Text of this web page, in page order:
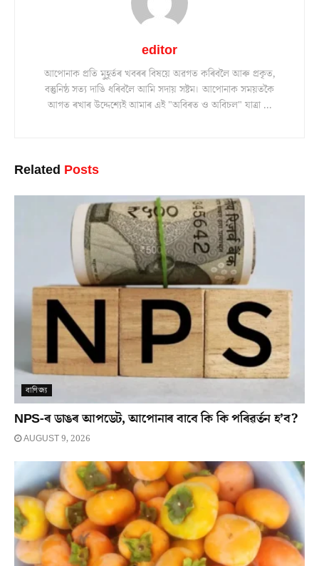
editor
আপোনাক প্ৰতি মুহূৰ্তৰ খবৰৰ বিষয়ে অৱগত কৰিবলৈ আৰু প্ৰকৃত,
বস্তুনিষ্ঠ সত্য দাঙি ধৰিবলৈ আমি সদায় সষ্টম। আপোনাক সময়তকৈ
আগত ৰখাৰ উদ্দেশ্যেই আমাৰ এই "অবিৰত ও অবিচল" যাত্ৰা ...
Related Posts
বাণিজ্য
NPS-ৰ ডাঙৰ আপডেট, আপোনাৰ বাবে কি কি পৰিৱৰ্তন হ’ব?
AUGUST 9, 2026